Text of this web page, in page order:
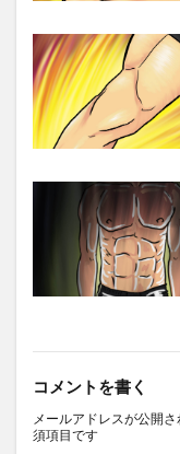
コメントを書く
メールアドレスが公開さ
須項目です